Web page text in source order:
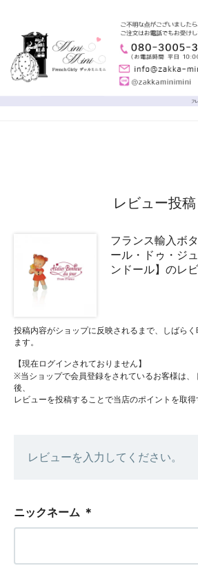
レビュー投稿
フランス輸入ボ
ール・ドゥ・ジ
ンドール】のレ
投稿内容がショップに反映されるまで、しばら
ます。
【現在ログインされておりません】
※当ショップで会員登録をされているお客様は、
後、
レビューを投稿することで当店のポイントを取得
レビューを入力してください。
ニックネーム ＊